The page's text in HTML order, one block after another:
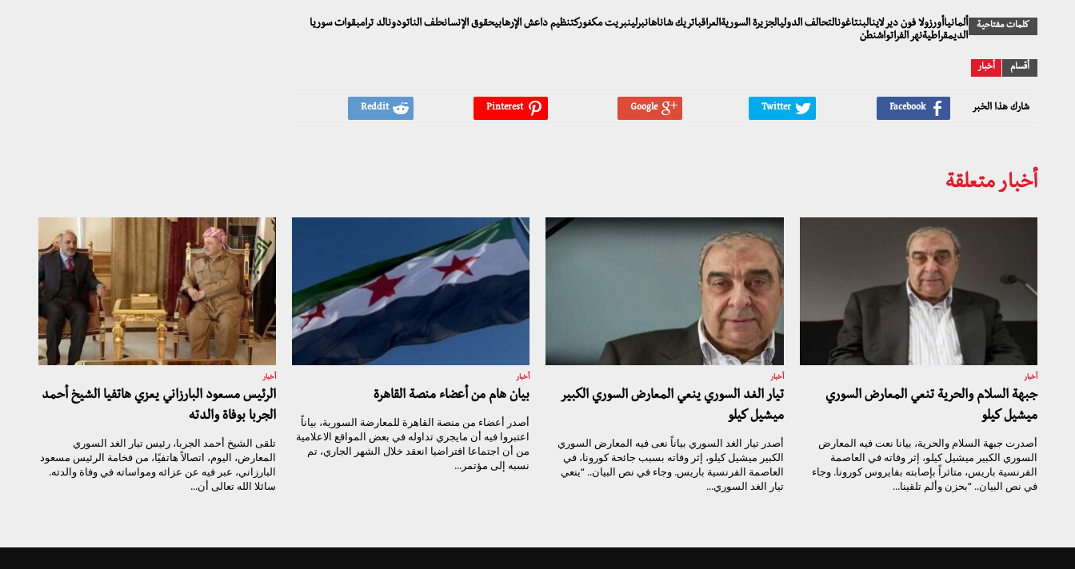
كلمات مفتاحية
ألمانياأورزولا فون دير لاينالبنتاغونالتحالف الدوليالجزيرة السوريةالعراقباتريك شاناهانبرلينبريت مكغوركتنظيم داعش الإرهابيحقوق الإنسانحلف الناتودونالد ترامبقوات سوريا
الديمقراطيةنهر الفراتواشنطن
أقسام أخبار
شارك هذا الخبر
أخبار متعلقة
أخبار
جبهة السلام والحرية تنعي المعارض السوري
ميشيل كيلو
أصدرت جبهة السلام والحرية، بيانا نعت فيه المعارض
السوري الكبير ميشيل كيلو، إثر وفاته في العاصمة
الفرنسية باريس، متاثراً بإصابته بفايروس كورونا. وجاء
في نص البيان.. “بحزن وألم تلقينا...
أخبار
تيار الغد السوري ينعي المعارض السوري الكبير
ميشيل كيلو
أصدر تيار الغد السوري بياناً نعى فيه المعارض السوري
الكبير ميشيل كيلو، إثر وفاته بسبب جائحة كورونا، في
العاصمة الفرنسية باريس. وجاء في نص البيان.. “ينعي
تيار الغد السوري...
أخبار
بيان هام من أعضاء منصة القاهرة
أصدر أعضاء من منصة القاهرة للمعارضة السورية، بياناً
اعتبروا فيه أن مايجري تداوله في بعض المواقع الاعلامية
من أن اجتماعا افتراضيا انعقد خلال الشهر الجاري، تم
نسبه إلى مؤتمر...
أخبار
الرئيس مسعود البارزاني يعزي هاتفيا الشيخ أحمد
الجربا بوفاة والدته
تلقى الشيخ أحمد الجربا، رئيس تيار الغد السوري
المعارض، اليوم، اتصالاً هاتفيًا، من فخامة الرئيس مسعود
البارزاني، عبر فيه عن عزائه ومواساته في وفاة والدته.
سائلا الله تعالى أن...